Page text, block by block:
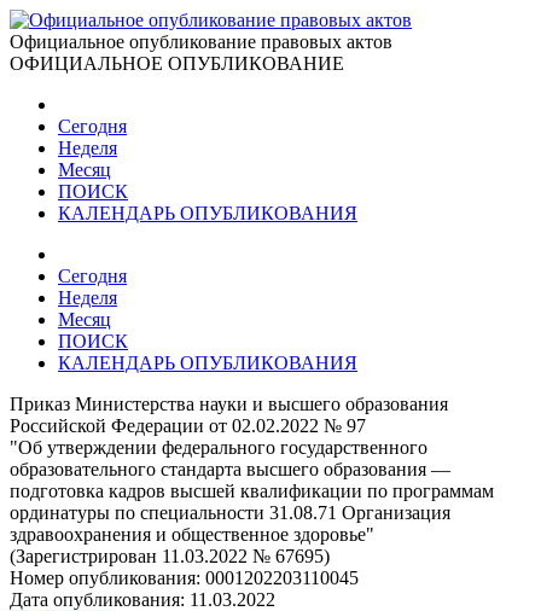
Официальное опубликование правовых актов
ОФИЦИАЛЬНОЕ ОПУБЛИКОВАНИЕ
Сегодня
Неделя
Месяц
ПОИСК
КАЛЕНДАРЬ ОПУБЛИКОВАНИЯ
Сегодня
Неделя
Месяц
ПОИСК
КАЛЕНДАРЬ ОПУБЛИКОВАНИЯ
Приказ Министерства науки и высшего образования
Российской Федерации от 02.02.2022 № 97
"Об утверждении федерального государственного
образовательного стандарта высшего образования —
подготовка кадров высшей квалификации по программам
ординатуры по специальности 31.08.71 Организация
здравоохранения и общественное здоровье"
(Зарегистрирован 11.03.2022 № 67695)
Номер опубликования: 0001202203110045
Дата опубликования: 11.03.2022